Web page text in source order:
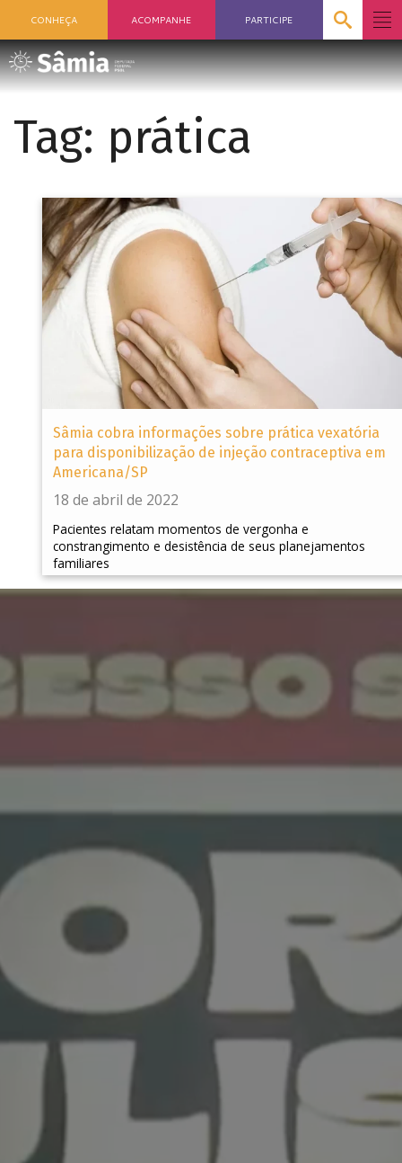
CONHEÇA ACOMPANHE PARTICIPE
Tag: prática
Sâmia cobra informações sobre prática vexatória
para disponibilização de injeção contraceptiva em
Americana/SP
18 de abril de 2022
Pacientes relatam momentos de vergonha e
constrangimento e desistência de seus planejamentos
familiares